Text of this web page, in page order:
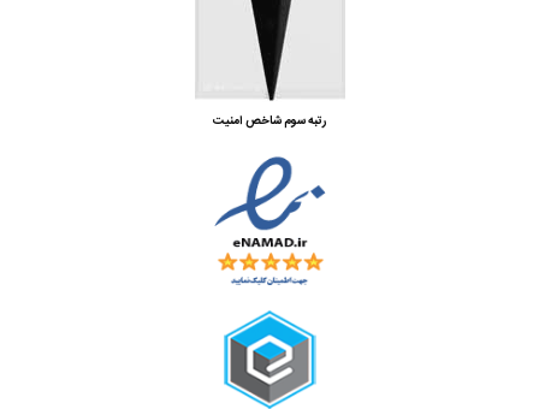
رتبه سوم شاخص امنیت